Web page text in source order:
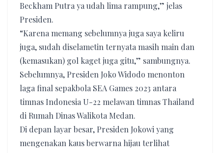
Beckham Putra ya udah lima rampung,” jelas
Presiden.
“Karena memang sebelumnya juga saya keliru
juga, sudah diselametin ternyata masih main dan
(kemasukan) gol kaget juga gitu,” sambungnya.
Sebelumnya, Presiden Joko Widodo menonton
laga final sepakbola SEA Games 2023 antara
timnas Indonesia U-22 melawan timnas Thailand
di Rumah Dinas Walikota Medan.
Di depan layar besar, Presiden Jokowi yang
mengenakan kaus berwarna hijau terlihat